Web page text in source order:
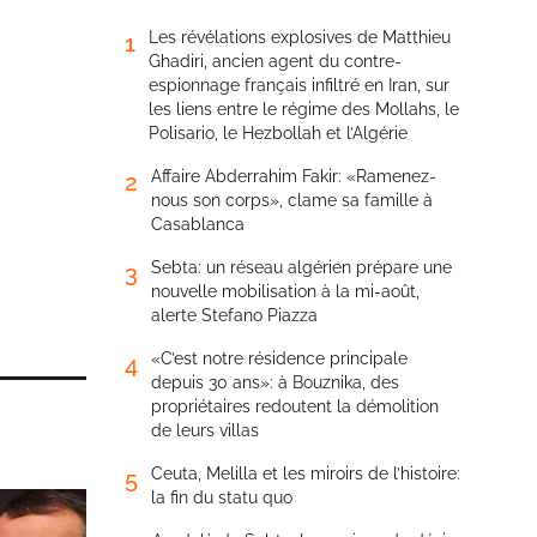
1
Les révélations explosives de Matthieu
Ghadiri, ancien agent du contre-
espionnage français infiltré en Iran, sur
les liens entre le régime des Mollahs, le
Polisario, le Hezbollah et l’Algérie
2
Affaire Abderrahim Fakir: «Ramenez-
nous son corps», clame sa famille à
Casablanca
3
Sebta: un réseau algérien prépare une
nouvelle mobilisation à la mi-août,
alerte Stefano Piazza
4
«C’est notre résidence principale
depuis 30 ans»: à Bouznika, des
propriétaires redoutent la démolition
de leurs villas
5
Ceuta, Melilla et les miroirs de l’histoire:
la fin du statu quo